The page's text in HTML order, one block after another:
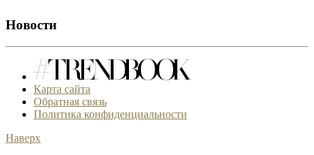
Новости
Карта сайта
Обратная связь
Политика конфиденциальности
Наверх